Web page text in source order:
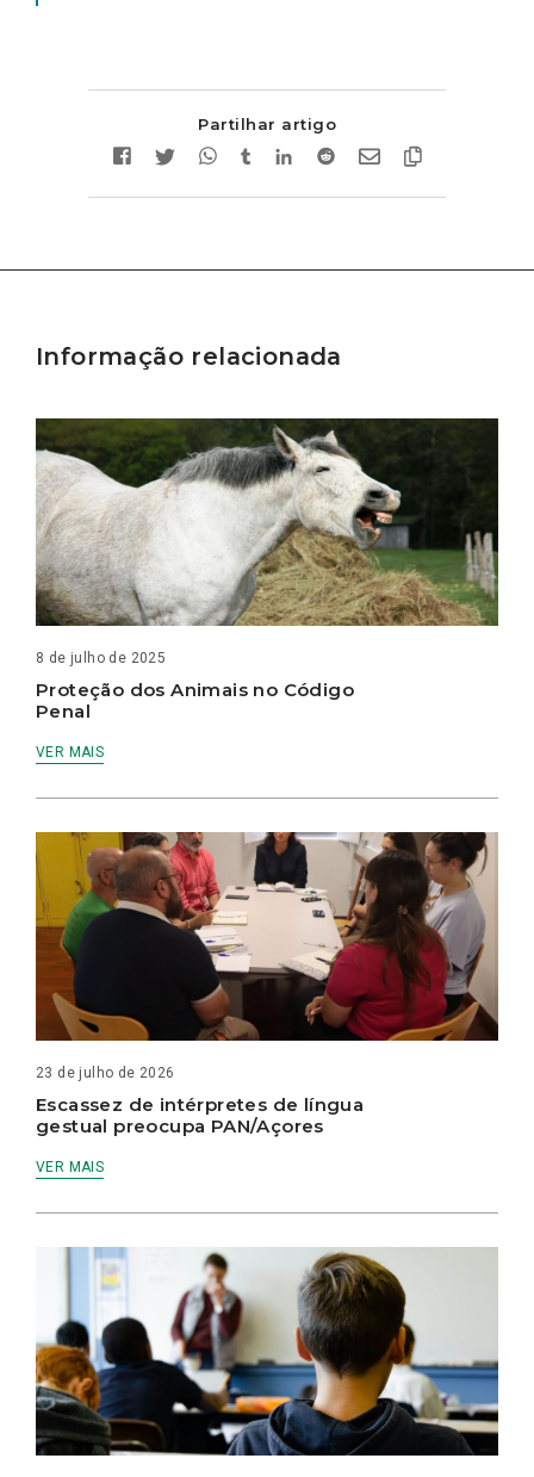
Partilhar artigo
Informação relacionada
8 de julho de 2025
Proteção dos Animais no Código
Penal
VER MAIS
23 de julho de 2026
Escassez de intérpretes de língua
gestual preocupa PAN/Açores
VER MAIS